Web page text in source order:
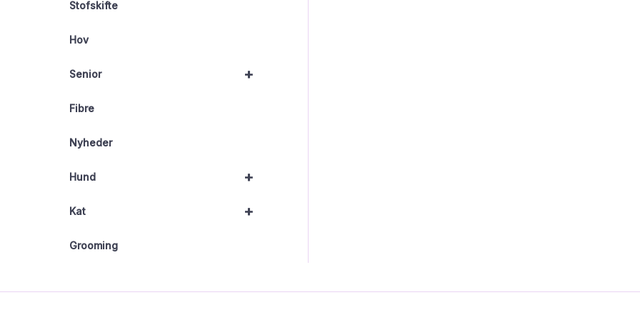
Stofskifte
Hov
+
Senior
Fibre
Nyheder
+
Hund
+
Kat
Grooming